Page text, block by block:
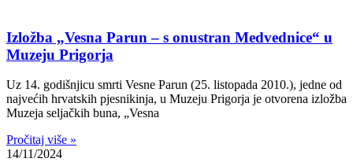
Izložba „Vesna Parun – s onustran Medvednice“ u
Muzeju Prigorja
Uz 14. godišnjicu smrti Vesne Parun (25. listopada 2010.), jedne od
najvećih hrvatskih pjesnikinja, u Muzeju Prigorja je otvorena izložba
Muzeja seljačkih buna, „Vesna
Pročitaj više »
14/11/2024